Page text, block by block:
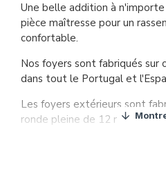
Une belle addition à
pièce maîtresse pour un
confortable.
Nos foyers sont fabriqués sur
dans tout le Portugal et
Les foyers extérieurs sont
ronde pleine de 12 mm et